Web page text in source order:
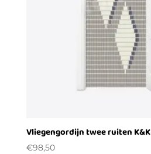
Vliegengordijn twee ruiten K&K
€98,50